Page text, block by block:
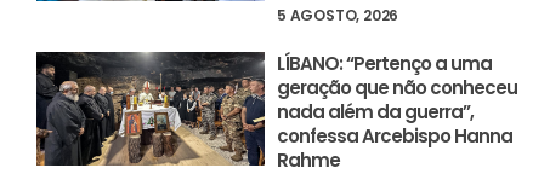
5 AGOSTO, 2026
LÍBANO: “Pertenço a uma
geração que não conheceu
nada além da guerra”,
confessa Arcebispo Hanna
Rahme